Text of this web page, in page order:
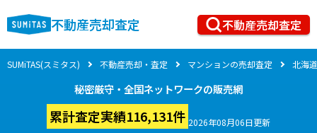
不動産売却査定 不動産売却査定
SUMiTAS(スミタス) 不動産売却・査定 マンションの売却査定 北海道
秘密厳守・全国ネットワークの販売網
累計査定実績116,131件 2026年08月06日更新